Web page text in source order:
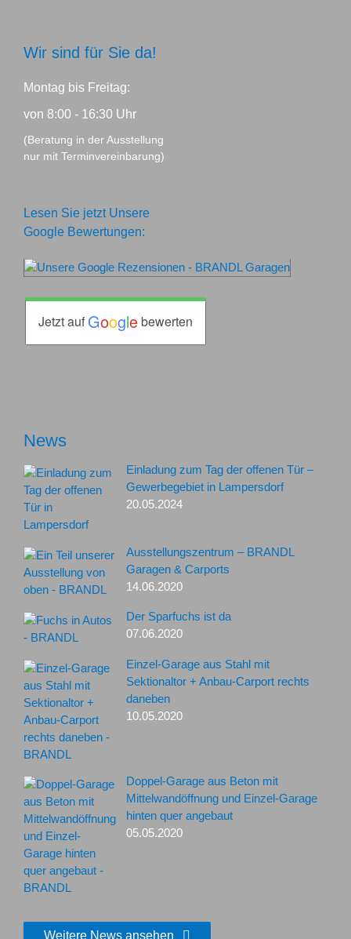
Wir sind für Sie da!
Montag bis Freitag:
von 8:00 - 16:30 Uhr
(Beratung in der Ausstellung
nur mit Terminvereinbarung)
Lesen Sie jetzt Unsere
Google Bewertungen:
Jetzt auf Googlebewerten
News
Einladung zum Tag der offenen Tür –
Gewerbegebiet in Lampersdorf
20.05.2024
Ausstellungszentrum – BRANDL
Garagen & Carports
14.06.2020
Der Sparfuchs ist da
07.06.2020
Einzel-Garage aus Stahl mit
Sektionaltor + Anbau-Carport rechts
daneben
10.05.2020
Doppel-Garage aus Beton mit
Mittelwandöffnung und Einzel-Garage
hinten quer angebaut
05.05.2020
Weitere News ansehen